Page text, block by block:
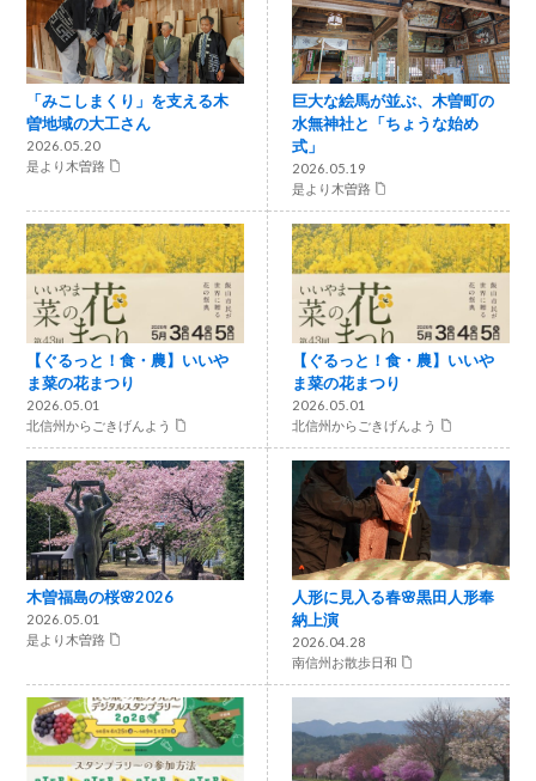
「みこしまくり」を支える木
曽地域の大工さん
2026.05.20
是より木曽路
巨大な絵馬が並ぶ、木曽町の
水無神社と「ちょうな始め
式」
2026.05.19
是より木曽路
【ぐるっと！食・農】いいや
ま菜の花まつり
2026.05.01
北信州からごきげんよう
【ぐるっと！食・農】いいや
ま菜の花まつり
2026.05.01
北信州からごきげんよう
木曽福島の桜🌸2026
2026.05.01
是より木曽路
人形に見入る春🌸黒田人形奉
納上演
2026.04.28
南信州お散歩日和